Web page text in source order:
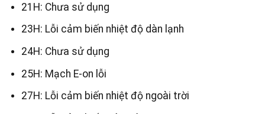
21H: Chưa sử dụng
23H: Lỗi cảm biến nhiệt độ dàn lạnh
24H: Chưa sử dụng
25H: Mạch E-on lỗi
27H: Lỗi cảm biến nhiệt độ ngoài trời